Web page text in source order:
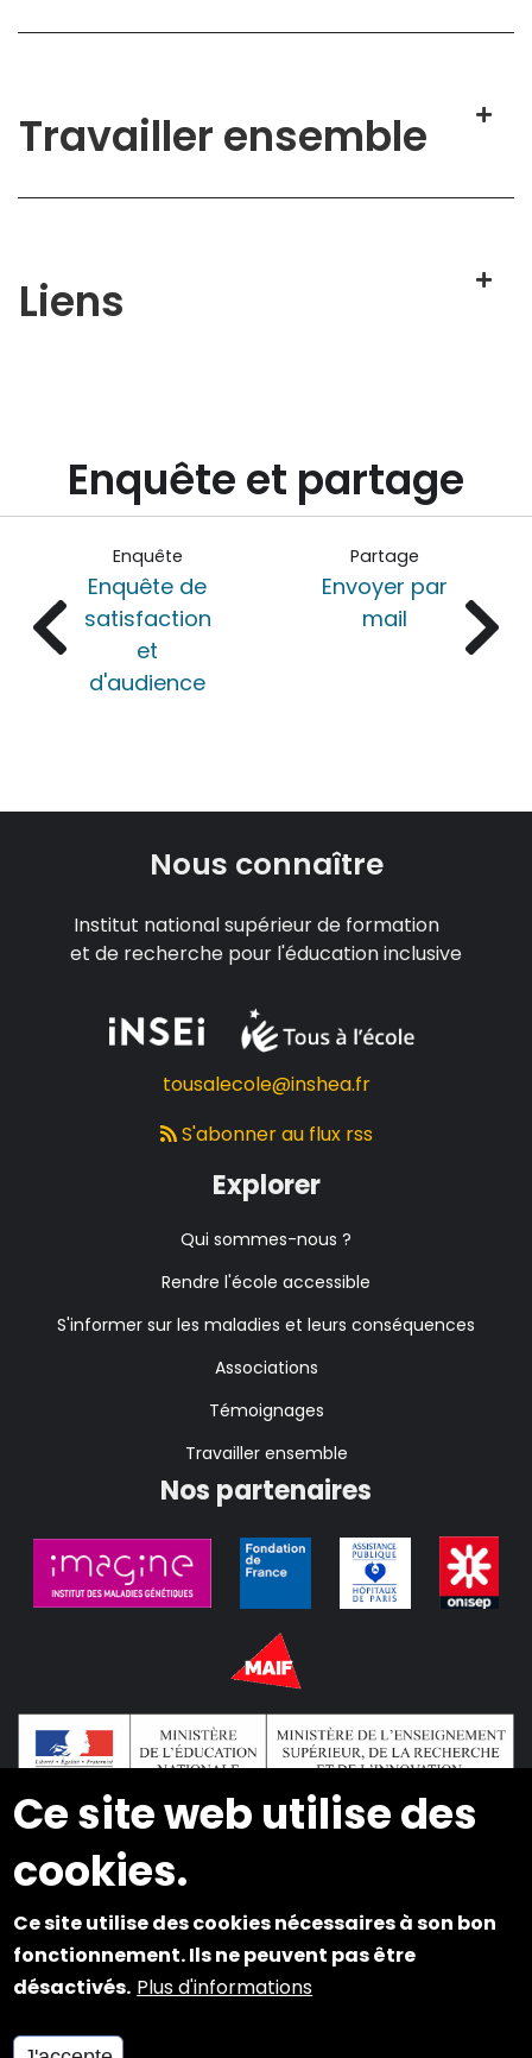
Ce site web utilise des
cookies.
Ce site utilise des cookies nécessaires à son bon
fonctionnement. Ils ne peuvent pas être
désactivés. Plus d'informations
Travailler ensemble
Liens
Enquête et partage
Enquête
Enquête de
satisfaction
et
d'audience
Partage
Envoyer par
mail
Nous connaître
Institut national supérieur de formation
et de recherche pour l'éducation inclusive
tousalecole@inshea.fr
S'abonner au flux rss
Explorer
Qui sommes-nous ?
Rendre l'école accessible
S'informer sur les maladies et leurs conséquences
Associations
Témoignages
Travailler ensemble
Nos partenaires
2024 © Copyright INSEI. Tous droits réservés
Plan du site
Mentions légales